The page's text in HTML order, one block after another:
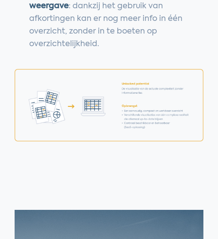
weergave: dankzij het gebruik van
afkortingen kan er nog meer info in één
overzicht, zonder in te boeten op
overzichtelijkheid.